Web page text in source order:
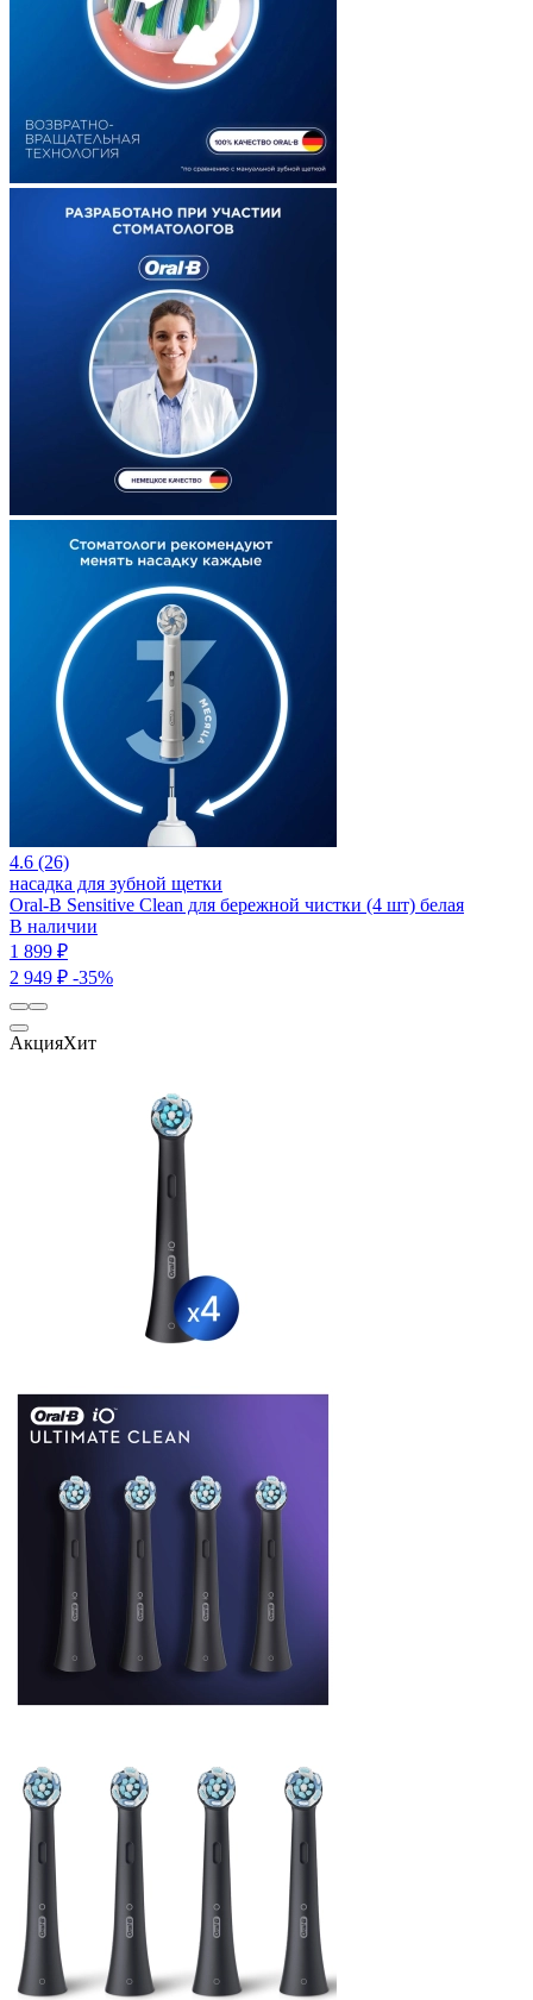
4.6 (26)
насадка для зубной щетки
Oral-B Sensitive Clean для бережной чистки (4 шт) белая
В наличии
1 899 ₽
2 949 ₽ -35%
АкцияХит